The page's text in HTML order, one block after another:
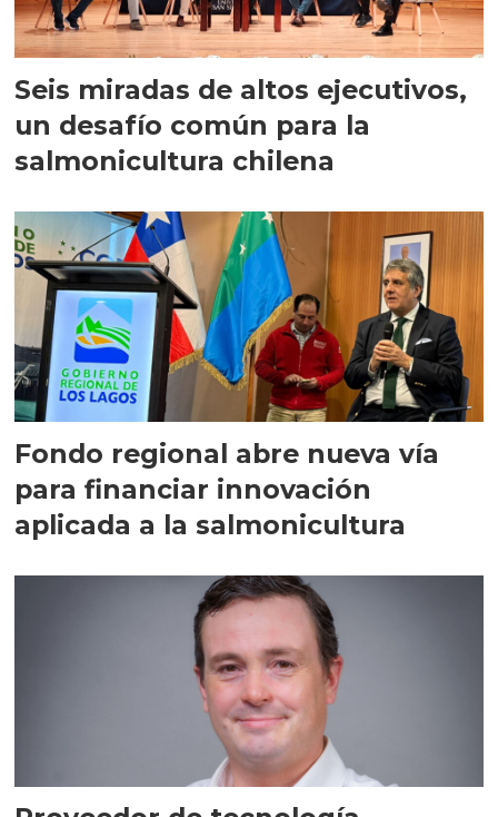
Seis miradas de altos ejecutivos,
un desafío común para la
salmonicultura chilena
Fondo regional abre nueva vía
para financiar innovación
aplicada a la salmonicultura